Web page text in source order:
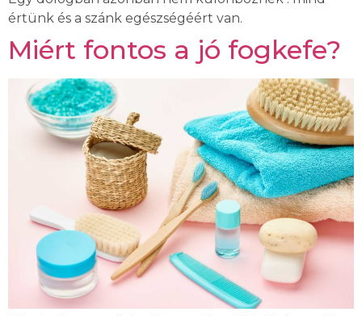
értünk és a szánk egészségéért van.
Miért fontos a jó fogkefe?